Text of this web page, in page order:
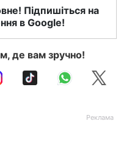
Підпишіться на
в Google!
де вам зручно!